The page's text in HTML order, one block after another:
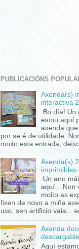
PUBLICACIÓNS
Axenda(s)
interactiva
Bo día! Un
estou aquí
axenda
por se é de utilidade.
moito esta entrada, deixo
Axenda(s)
imprimibles
Un ano
aquí... Non
moito as
fixen de novo a miña
uso, sen artificio vaia...
Axenda
descargable
Aquí